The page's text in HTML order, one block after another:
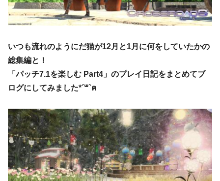
いつも流れのようにだ猫が12月と1月に何をしていたかの
総集編と！
「パッチ7.1を楽しむ Part4」のプレイ日記をまとめてブ
ログにしてみました*´꒳`ฅ